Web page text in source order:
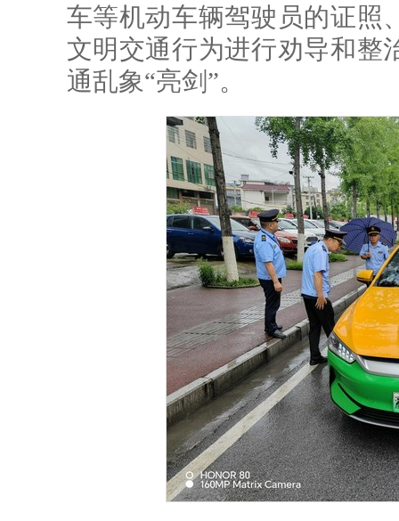
车等机动车辆驾驶员的证照
文明交通行为进行劝导和整
通乱象“亮剑”。